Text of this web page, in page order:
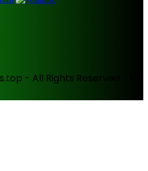
- All Rights Reserved - PT.